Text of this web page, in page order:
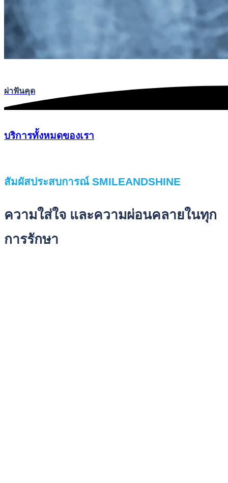
ผ่าฟันคุด
บริการทั้งหมดของเรา
สัมผัสประสบการณ์ SMILEANDSHINE
ความใส่ใจ และความผ่อนคลายในทุก
การรักษา